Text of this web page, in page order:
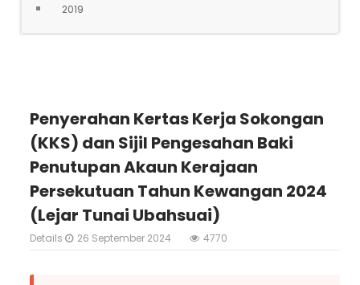
2019
Penyerahan Kertas Kerja Sokongan
(KKS) dan Sijil Pengesahan Baki
Penutupan Akaun Kerajaan
Persekutuan Tahun Kewangan 2024
(Lejar Tunai Ubahsuai)
Details 26 September 2024 4770